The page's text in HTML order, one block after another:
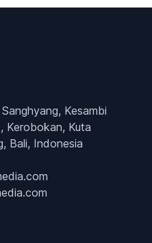
Kesambi
Kerobokan, Kuta
Bali, Indonesia